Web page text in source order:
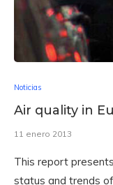
Noticias
Air quality in
11 enero 2013
This report
status and trends